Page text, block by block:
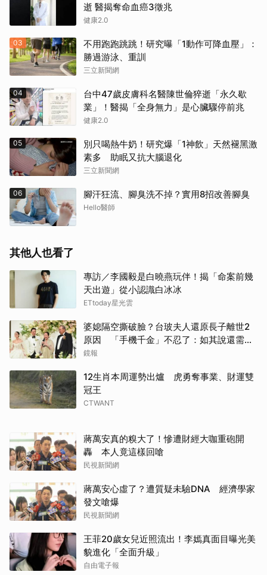
逝 醫揭奪命血癌3徵兆
健康2.0
03
不用跑跑跳跳！研究曝「1動作可降血壓」：
勝過游泳、重訓
三立新聞網
04
台中47歲皮膚科名醫陳世倫猝逝「永久歇
業」！醫揭「全身無力」是心臟驟停前兆
健康2.0
05
別只喝熱牛奶！研究爆「1神飲」天然褪黑激
素多 助眠又抗大腦退化
三立新聞網
06 腳汗狂流、腳臭洗不掉？實用8招改善腳臭
Hello醫師
其他人也看了
專訪／李國毅是白曉燕玩伴！揭「命案前幾
天出遊」從小認識白冰冰
ETtoday星光雲
婆媳隔空撕破臉？台玻夫人還原長子離世2
原因 「手機千金」不忍了：如其說還需要
離開嗎？
鏡報
12生肖本周運勢出爐 虎勇奪事業、財運雙
冠王
CTWANT
蔣萬安真的糗大了！慘遭財經大咖重砲開
轟 本人竟這樣回嗆
民視新聞網
蔣萬安心虛了？遭質疑未驗DNA 經濟學家
發文嗆爆
民視新聞網
王菲20歲女兒近照流出！李嫣真面目曝光美
貌進化「全面升級」
自由電子報
取消